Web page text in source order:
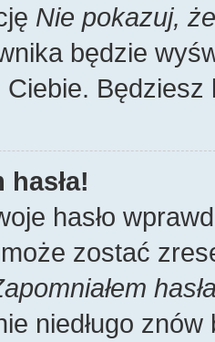
Nie pokazuj,
będzie
Ciebie.
hasła!
hasło
zostać
niedługo